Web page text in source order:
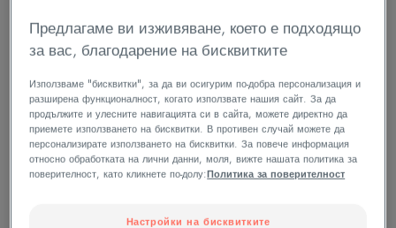
инфекции.
Предлагаме ви изживяване, което е подходящо
за вас, благодарение на бисквитките
Използваме "бисквитки", за да ви осигурим по-добра персонализация и
разширена функционалност, когато използвате нашия сайт. За да
продължите и улесните навигацията си в сайта, можете директно да
приемете използването на бисквитки. В противен случай можете да
персонализирате използването на бисквитки. За повече информация
относно обработката на лични данни, моля, вижте нашата политика за
поверителност, като кликнете по-долу: Политика за поверителност
Настройки на бисквитките